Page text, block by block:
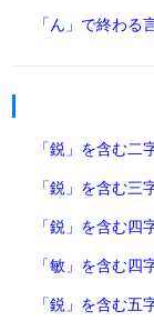
「ん」で終わる
「鋭」を含む二
「鋭」を含む三
「鋭」を含む
「敏」を含む
「鋭」を含む五